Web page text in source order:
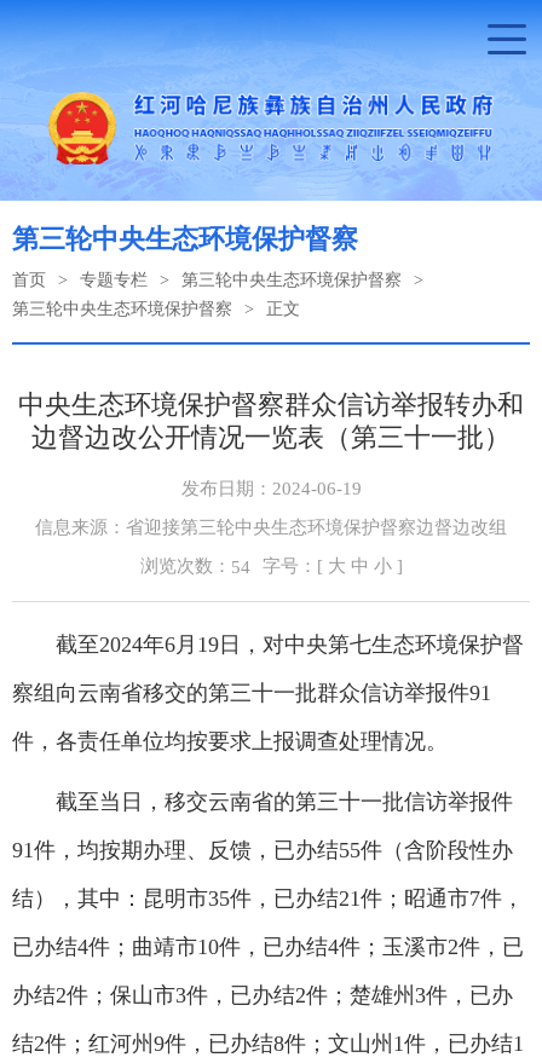
第三轮中央生态环境保护督察
首页 > 专题专栏 > 第三轮中央生态环境保护督察
>
第三轮中央生态环境保护督察
> 正文
中央生态环境保护督察群众信访举报转办和
边督边改公开情况一览表（第三十一批）
发布日期：2024-06-19
信息来源：省迎接第三轮中央生态环境保护督察边督边改组
浏览次数： 54 字号：[ 大 中 小]
截至2024年6月19日，对中央第七生态环境保护督
察组向云南省移交的第三十一批群众信访举报件91
件，各责任单位均按要求上报调查处理情况。
截至当日，移交云南省的第三十一批信访举报件
91件，均按期办理、反馈，已办结55件（含阶段性办
结），其中：昆明市35件，已办结21件；昭通市7件，
已办结4件；曲靖市10件，已办结4件；玉溪市2件，已
办结2件；保山市3件，已办结2件；楚雄州3件，已办
结2件；红河州9件，已办结8件；文山州1件，已办结1